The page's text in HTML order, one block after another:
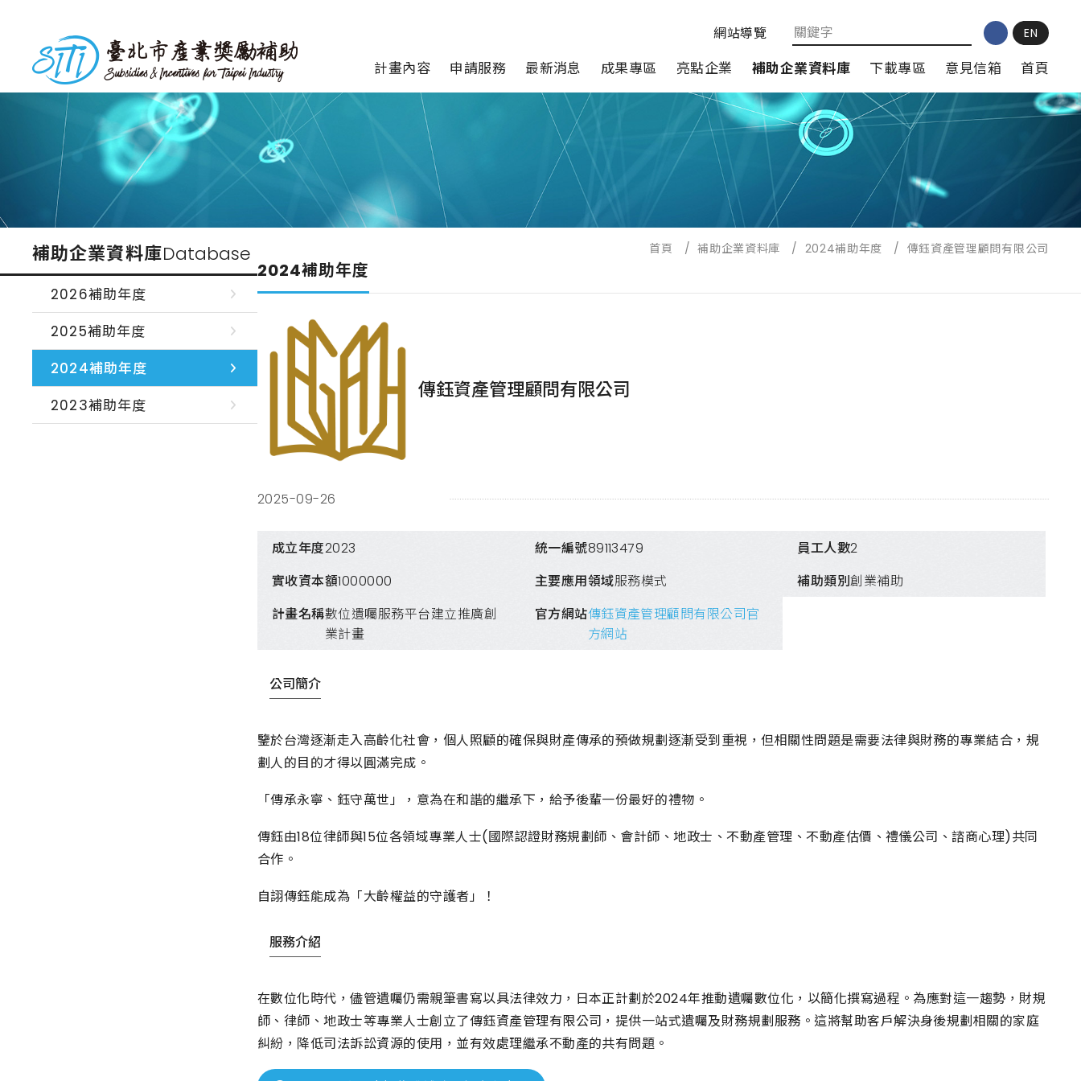
內
台北市產業獎勵補助
網站導覽 EN
計畫內容 申請服務 最新消息 成果專區 亮點企業 補助企業資料庫 下載專區 意見信箱 首頁
補助企業資料庫Database
2026補助年度
2025補助年度
2024補助年度
2023補助年度
首頁 / 補助企業資料庫 / 2024補助年度 / 傳鈺資產管理顧問有限公司
2024補助年度
傳鈺資產管理顧問有限公司
2025-09-26
成立年度2023 統一編號89113479 員工人數2
實收資本額1000000 主要應用領域服務模式 補助類別創業補助
計畫名稱數位遺囑服務平台建立推廣創
業計畫
官方網站傳鈺資產管理顧問有限公司官
方網站
公司簡介
鑒於台灣逐漸走入高齡化社會，個人照顧的確保與財產傳承的預做規劃逐漸受到重視，但相關性問題是需要法律與財務的專業結合，規
劃人的目的才得以圓滿完成。
「傳承永寧、鈺守萬世」，意為在和諧的繼承下，給予後輩一份最好的禮物。
傳鈺由18位律師與15位各領域專業人士(國際認證財務規劃師、會計師、地政士、不動產管理、不動產估價、禮儀公司、諮商心理)共同
合作。
自詡傳鈺能成為「大齡權益的守護者」！
服務介紹
在數位化時代，儘管遺囑仍需親筆書寫以具法律效力，日本正計劃於2024年推動遺囑數位化，以簡化撰寫過程。為應對這一趨勢，財規
師、律師、地政士等專業人士創立了傳鈺資產管理有限公司，提供一站式遺囑及財務規劃服務。這將幫助客戶解決身後規劃相關的家庭
糾紛，降低司法訴訟資源的使用，並有效處理繼承不動產的共有問題。